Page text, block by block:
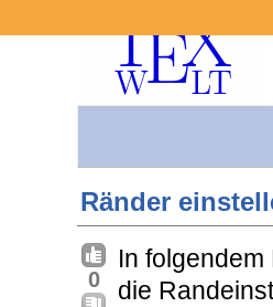
Ränder
0
In
die